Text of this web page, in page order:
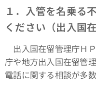
１．入管を名乗る
ください（出入国
出入国在留管理庁Ｈ
庁や地方出入国在留管
電話に関する相談が多